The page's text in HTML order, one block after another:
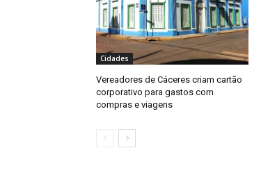
Cidades
Vereadores de Cáceres criam cartão
corporativo para gastos com
compras e viagens